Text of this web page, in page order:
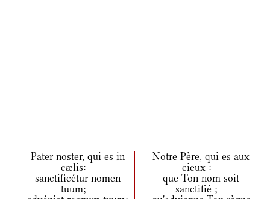
Pater noster, qui es in
cælis:
Notre Père, qui es aux
cieux :
sanctificétur nomen
tuum;
que Ton nom soit
sanctifié ;